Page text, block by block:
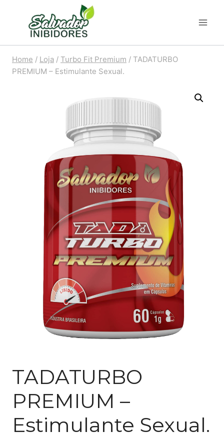
Conteúdo
Home / Loja / Turbo Fit Premium / TADATURBO
PREMIUM – Estimulante Sexual.
TADATURBO
PREMIUM –
Estimulante Sexual.